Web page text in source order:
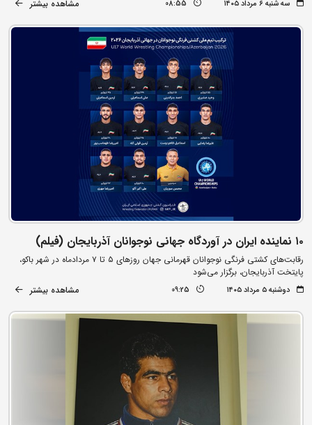
سه شنبه ۶ مرداد ۱۴۰۵ 08:55 مشاهده بیشتر
۱۰ نماینده ایران در آوردگاه جهانی نوجوانان آذربایجان (فیلم)
رقابت‌های کشتی فرنگی نوجوانان قهرمانی جهان روزهای ۵ تا ۷ مردادماه در شهر باکو،
پایتخت آذربایجان، برگزار می‌شود
دوشنبه ۵ مرداد ۱۴۰۵ 09:25 مشاهده بیشتر